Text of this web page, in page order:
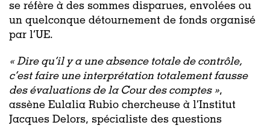
se réfère à des sommes disparues, envolées ou
un quelconque détournement de fonds organisé
par l’UE.
« Dire qu’il y a une absence totale de contrôle,
c’est faire une interprétation totalement fausse
des évaluations de la Cour des comptes »,
assène Eulalia Rubio chercheuse à l’Institut
Jacques Delors, spécialiste des questions